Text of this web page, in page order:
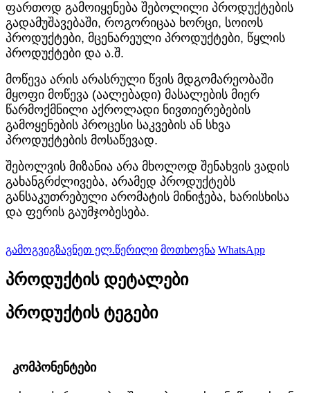
ფართოდ გამოიყენება შებოლილი პროდუქტების
გადამუშავებაში, როგორიცაა ხორცი, სოიოს
პროდუქტები, მცენარეული პროდუქტები, წყლის
პროდუქტები და ა.შ.
მოწევა არის არასრული წვის მდგომარეობაში
მყოფი მოწევა (აალებადი) მასალების მიერ
წარმოქმნილი აქროლადი ნივთიერებების
გამოყენების პროცესი საკვების ან სხვა
პროდუქტების მოსაწევად.
შებოლვის მიზანია არა მხოლოდ შენახვის ვადის
გახანგრძლივება, არამედ პროდუქტებს
განსაკუთრებული არომატის მინიჭება, ხარისხისა
და ფერის გაუმჯობესება.
გამოგვიგზავნეთ ელ.წერილი მოთხოვნა WhatsApp
პროდუქტის დეტალები
პროდუქტის ტეგები
კომპონენტები